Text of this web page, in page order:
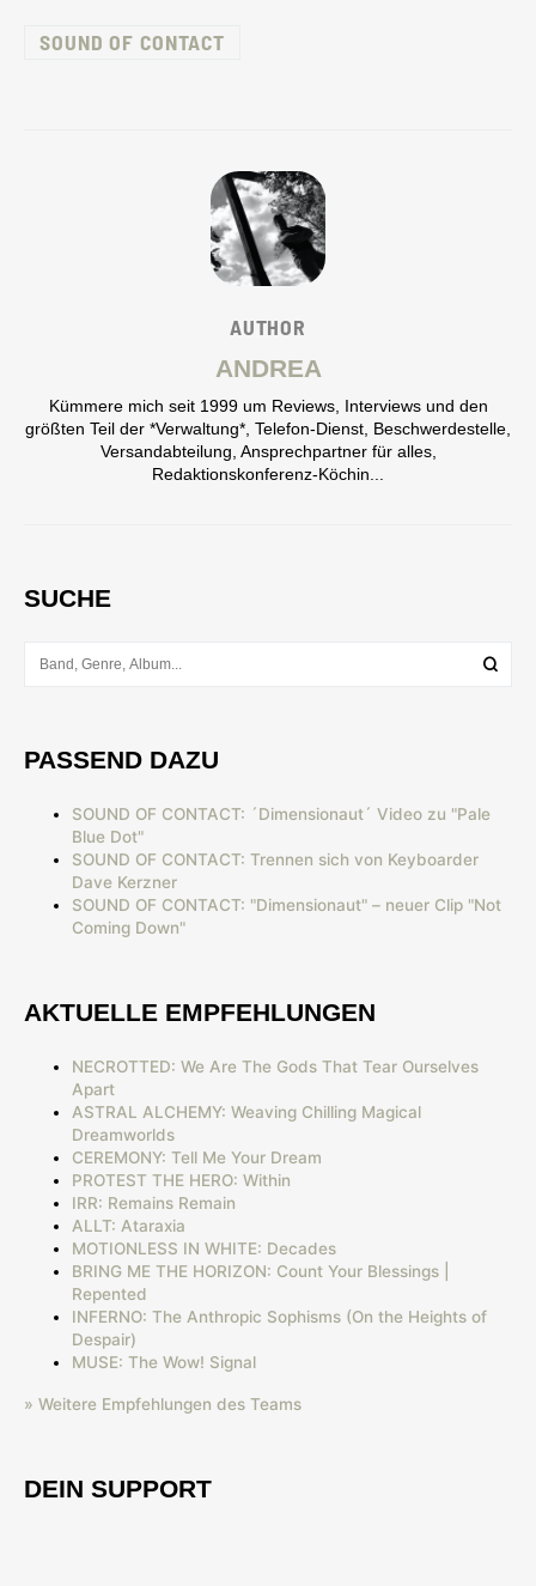
SOUND OF CONTACT
AUTHOR
ANDREA
Kümmere mich seit 1999 um Reviews, Interviews und den
größten Teil der *Verwaltung*, Telefon-Dienst, Beschwerdestelle,
Versandabteilung, Ansprechpartner für alles,
Redaktionskonferenz-Köchin...
SUCHE
PASSEND DAZU
SOUND OF CONTACT: ´Dimensionaut´ Video zu "Pale
Blue Dot"
SOUND OF CONTACT: Trennen sich von Keyboarder
Dave Kerzner
SOUND OF CONTACT: "Dimensionaut" – neuer Clip "Not
Coming Down"
AKTUELLE EMPFEHLUNGEN
NECROTTED: We Are The Gods That Tear Ourselves
Apart
ASTRAL ALCHEMY: Weaving Chilling Magical
Dreamworlds
CEREMONY: Tell Me Your Dream
PROTEST THE HERO: Within
IRR: Remains Remain
ALLT: Ataraxia
MOTIONLESS IN WHITE: Decades
BRING ME THE HORIZON: Count Your Blessings |
Repented
INFERNO: The Anthropic Sophisms (On the Heights of
Despair)
MUSE: The Wow! Signal
» Weitere Empfehlungen des Teams
DEIN SUPPORT